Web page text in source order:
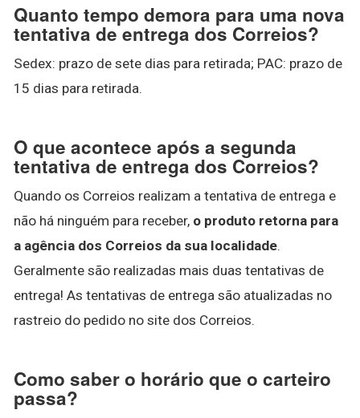
Quanto tempo demora para uma nova
tentativa de entrega dos Correios?
Sedex: prazo de sete dias para retirada; PAC: prazo de
15 dias para retirada.
O que acontece após a segunda
tentativa de entrega dos Correios?
Quando os Correios realizam a tentativa de entrega e
não há ninguém para receber, o produto retorna para
a agência dos Correios da sua localidade.
Geralmente são realizadas mais duas tentativas de
entrega! As tentativas de entrega são atualizadas no
rastreio do pedido no site dos Correios.
Como saber o horário que o carteiro
passa?